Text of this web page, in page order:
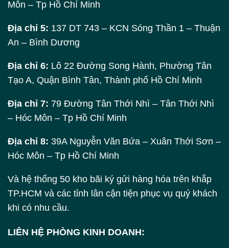
Môn – Tp Hồ Chí Minh
Địa chỉ 5: 137 DT 743 – KCN Sóng Thần 1 – Thuận
An – Bình Dương
Địa chỉ 6: Lô 22 Đường Song Hành, Phường Tân
Tạo A, Quận Bình Tân, Thành phố Hồ Chí Minh
Địa chỉ 7: 79 Đường Tân Thới Nhì – Tân Thới Nhì
– Hóc Môn – Tp Hồ Chí Minh
Địa chỉ 8: 39A Nguyễn Văn Bứa – Xuân Thới Sơn –
Hóc Môn – Tp Hồ Chí Minh
Và hệ thống 50 kho bãi ký gửi hàng hóa trên khắp
TP.HCM và các tỉnh lân cận tiện phục vụ quý khách
khi có nhu cầu.
LIÊN HỆ PHÒNG KINH DOANH: